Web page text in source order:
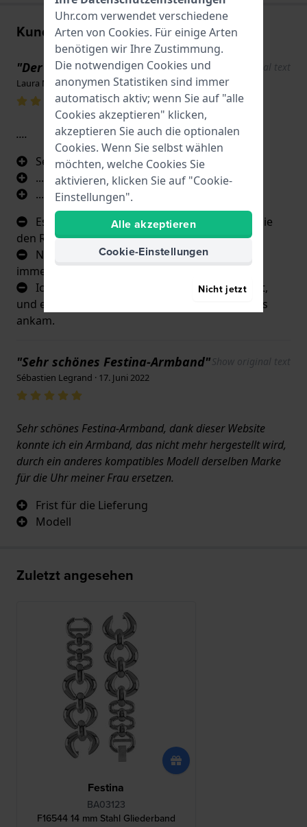
Kundenbewertungen
"Der Entwurf" Show original text
Laura Moreno · 17. Juni 2022
....
Seine Gestaltung
...
...
Es dauerte mehr als eine halbe Stunde, bis sie
den Riemen gewechselt hatten.
Nachdem ich die Links entfernt habe, ist sie
immer noch zu groß für mich.
Ich habe 8 € für den Expressversand bezahlt,
und es hat mehr als eine Woche gedauert, bis es
ankam.
"Sehr schönes Festina-Armband" Show original text
Sébastien Legrand · 17. Juni 2022
Sehr schönes Festina-Armband, dank dieser Website
konnte ich ein Armband, das nicht mehr hergestellt wird,
durch ein anderes kompatibles Modell derselben Marke
für die Uhr meiner Frau ersetzen.
Frist für die Lieferung
Modell
Zuletzt angesehen
Festina
BA03123
F16544 14 mm Stahl Gliederband
Uhr.com verwendet verschiedene
Arten von Cookies. Für einige Arten
benötigen wir Ihre Zustimmung.
Die notwendigen Cookies und
anonymen Statistiken sind immer
automatisch aktiv; wenn Sie auf "alle
Cookies akzeptieren" klicken,
akzeptieren Sie auch die optionalen
Cookies. Wenn Sie selbst wählen
möchten, welche Cookies Sie
aktivieren, klicken Sie auf "Cookie-
Einstellungen".
Alle akzeptieren
Cookie-Einstellungen
Nicht jetzt